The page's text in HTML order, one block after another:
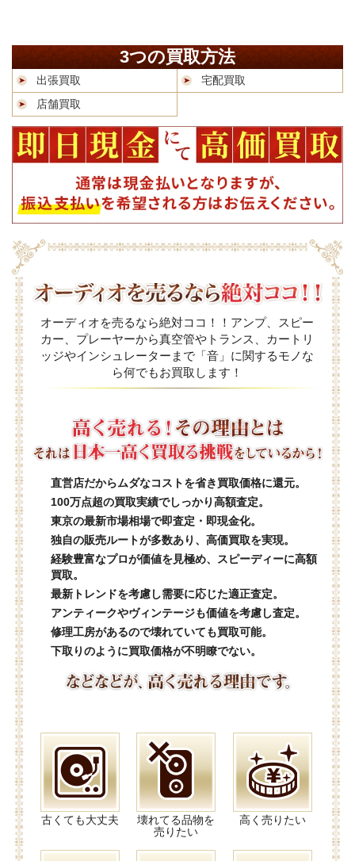
3つの買取方法
出張買取
宅配買取
店舗買取
オーディオを売るなら絶対ココ！！アンプ、スピー
カー、プレーヤーから真空管やトランス、カートリ
ッジやインシュレーターまで「音」に関するモノな
ら何でもお買取します！
直営店だからムダなコストを省き買取価格に還元。
100万点超の買取実績でしっかり高額査定。
東京の最新市場相場で即査定・即現金化。
独自の販売ルートが多数あり、高価買取を実現。
経験豊富なプロが価値を見極め、スピーディーに高額
買取。
最新トレンドを考慮し需要に応じた適正査定。
アンティークやヴィンテージも価値を考慮し査定。
修理工房があるので壊れていても買取可能。
下取りのように買取価格が不明瞭でない。
古くても大丈夫
壊れてる品物を
売りたい
高く売りたい